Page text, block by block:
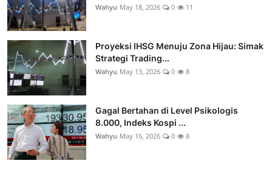
Wahyu May 18, 2026 0 11
Proyeksi IHSG Menuju Zona Hijau: Simak
Strategi Trading...
Wahyu May 13, 2026 0 8
Gagal Bertahan di Level Psikologis
8.000, Indeks Kospi ...
Wahyu May 16, 2026 0 8